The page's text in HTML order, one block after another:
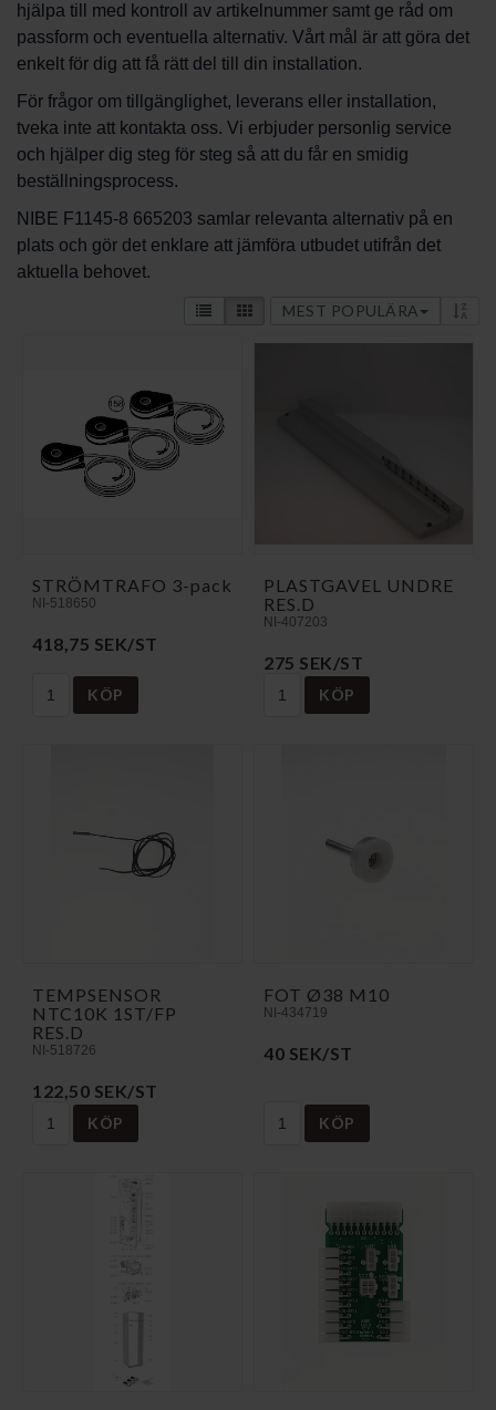
hjälpa till med kontroll av artikelnummer samt ge råd om
passform och eventuella alternativ. Vårt mål är att göra det
enkelt för dig att få rätt del till din installation.
För frågor om tillgänglighet, leverans eller installation,
tveka inte att kontakta oss. Vi erbjuder personlig service
och hjälper dig steg för steg så att du får en smidig
beställningsprocess.
NIBE F1145-8 665203 samlar relevanta alternativ på en
plats och gör det enklare att jämföra utbudet utifrån det
aktuella behovet.
MEST POPULÄRA
STRÖMTRAFO 3-pack
NI-518650
418,75 SEK/ST
KÖP
PLASTGAVEL UNDRE
RES.D
NI-407203
275 SEK/ST
KÖP
TEMPSENSOR
NTC10K 1ST/FP
RES.D
NI-518726
122,50 SEK/ST
KÖP
FOT Ø38 M10
NI-434719
40 SEK/ST
KÖP